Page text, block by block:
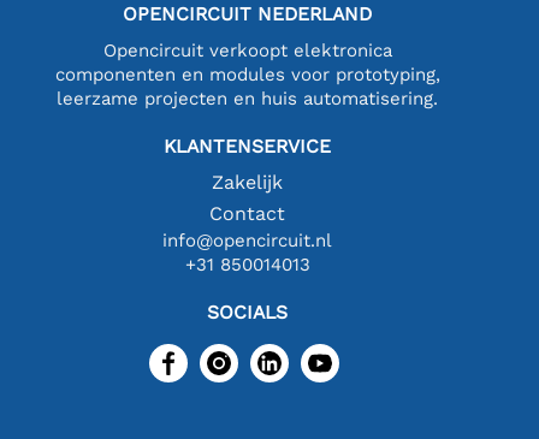
OPENCIRCUIT NEDERLAND
Opencircuit verkoopt elektronica
componenten en modules voor prototyping,
leerzame projecten en huis automatisering.
KLANTENSERVICE
Zakelijk
Contact
info@opencircuit.nl
+31 850014013
SOCIALS